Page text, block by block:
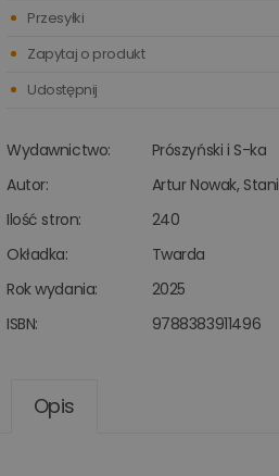
Wydawnictwo:
Prószyński i S-ka
Autor:
Artur Nowak,
Ilość stron:
240
Okładka:
Twarda
Rok wydania:
2025
ISBN:
9788383911496
Przesyłki
Zapytaj o produkt
Udostępnij
Opis